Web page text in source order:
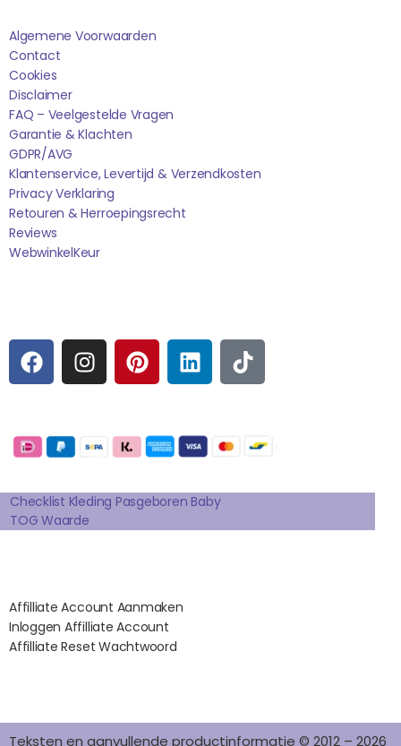
Algemene Voorwaarden
Contact
Cookies
Disclaimer
FAQ – Veelgestelde Vragen
Garantie & Klachten
GDPR/AVG
Klantenservice, Levertijd & Verzendkosten
Privacy Verklaring
Retouren & Herroepingsrecht
Reviews
WebwinkelKEur
F
A
C
B
O
O
K
I
N
S
A
R
A
M
P
I
N
E
R
E
S
T
L
I
N
E
D
I
N
T
I
K
O
K
Checklist Kleding Pasgeboren Baby
TOG Waarde
Affilliate Account Aanmaken
Inloggen Affilliate Account
Affilliate Reset Wachtwoord
Teksten en aanvullende productinformatie © 2012 – 2026